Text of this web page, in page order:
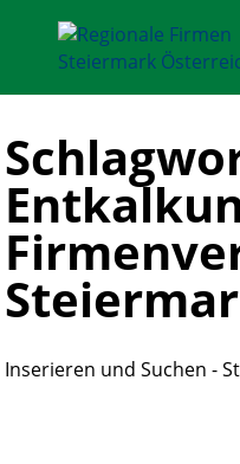
Inserieren und Suchen -